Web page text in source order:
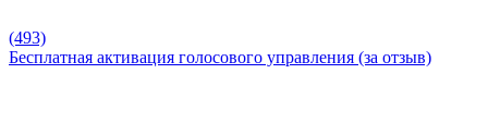
(493)
Бесплатная активация голосового управления (за отзыв)